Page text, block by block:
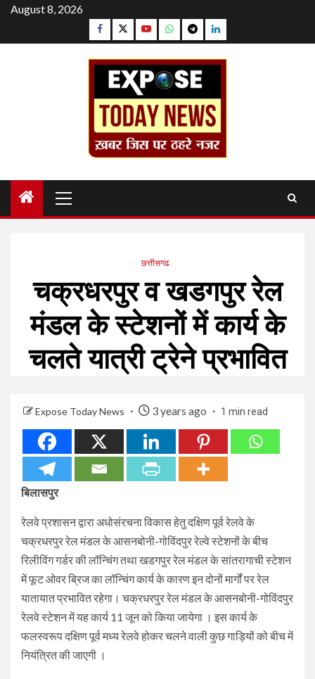
Skip
content
August 8, 2026
Facebook
TwitterYouTubeWhatsapp
TelegramLinkedin
Menu
छत्तीसगढ
चक्रधरपुर व खडगपुर रेल
मंडल के स्टेशनों में कार्य के
चलते यात्री ट्रेने प्रभावित
Expose Today News 3 years ago 1 min read
बिलासपुर
रेलवे प्रशासन द्वारा अधोसंरचना विकास हेतु दक्षिण पूर्व रेलवे के
चक्रधरपुर रेल मंडल के आसनबोनी-गोविंदपुर रेल्वे स्टेशनों के बीच
रिलीविंग गर्डर की लॉन्चिंग तथा खडगपुर रेल मंडल के सांतरागाची स्टेशन
में फूट ओवर ब्रिज का लॉन्चिंग कार्य के कारण इन दोनों मार्गों पर रेल
यातायात प्रभावित रहेगा। चक्रधरपुर रेल मंडल के आसनबोनी-गोविंदपुर
रेलवे स्टेशन में यह कार्य 11 जून को किया जायेगा । इस कार्य के
फलस्वरूप दक्षिण पूर्व मध्य रेलवे होकर चलने वाली कुछ गाड़ियों को बीच में
नियंत्रित की जाएगी ।